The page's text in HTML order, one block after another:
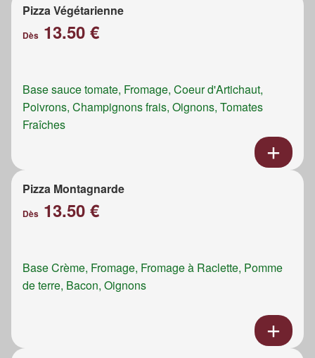
Pizza Végétarienne
Dès 13.50 €
Base sauce tomate, Fromage, Coeur d'Artichaut,
Poivrons, Champignons frais, Oignons, Tomates
Fraîches
Pizza Montagnarde
Dès 13.50 €
Base Crème, Fromage, Fromage à Raclette, Pomme
de terre, Bacon, Oignons